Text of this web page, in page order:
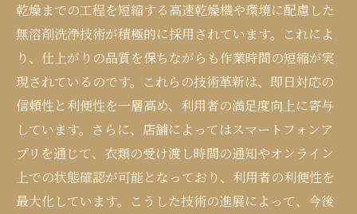
乾燥までの工程を短縮する高速乾燥機や環境に配慮した
無溶剤洗浄技術が積極的に採用されています。これによ
り、仕上がりの品質を保ちながらも作業時間の短縮が実
現されているのです。これらの技術革新は、即日対応の
信頼性と利便性を一層高め、利用者の満足度向上に寄与
しています。さらに、店舗によってはスマートフォンア
プリを通じて、衣類の受け渡し時間の通知やオンライン
上での状態確認が可能となっており、利用者の利便性を
最大化しています。こうした技術の進展によって、今後